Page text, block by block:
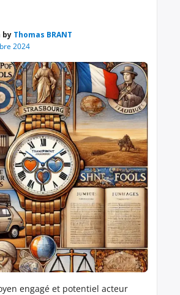
by Thomas BRANT
2024
engagé et potentiel acteur